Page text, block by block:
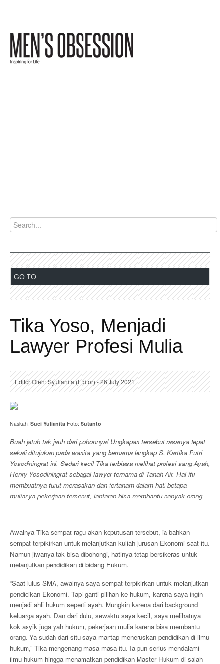
Tika Yoso, Menjadi
Lawyer Profesi Mulia
Editor Oleh: Syulianita (Editor) - 26 July 2021
Naskah: Suci Yulianita Foto: Sutanto
Buah jatuh tak jauh dari pohonnya! Ungkapan tersebut rasanya tepat
sekali ditujukan pada wanita yang bernama lengkap S. Kartika Putri
Yosodiningrat ini. Sedari kecil Tika terbiasa melihat profesi sang Ayah,
Henry Yosodiningrat sebagai lawyer ternama di Tanah Air. Hal itu
membuatnya turut merasakan dan tertanam dalam hati betapa
mulianya pekerjaan tersebut, lantaran bisa membantu banyak orang.
Awalnya Tika sempat ragu akan keputusan tersebut, ia bahkan
sempat terpikirkan untuk melanjutkan kuliah jurusan Ekonomi saat itu.
Namun jiwanya tak bisa dibohongi, hatinya tetap bersikeras untuk
melanjutkan pendidikan di bidang Hukum.
“Saat lulus SMA, awalnya saya sempat terpikirkan untuk melanjutkan
pendidikan Ekonomi. Tapi ganti pilihan ke hukum, karena saya ingin
menjadi ahli hukum seperti ayah. Mungkin karena dari background
keluarga ayah. Dan dari dulu, sewaktu saya kecil, saya melihatnya
kok asyik juga yah hukum, pekerjaan mulia karena bisa membantu
orang. Ya sudah dari situ saya mantap meneruskan pendidikan di ilmu
hukum,” Tika mengenang masa-masa itu. Ia pun serius mendalami
ilmu hukum hingga menamatkan pendidikan Master Hukum di salah